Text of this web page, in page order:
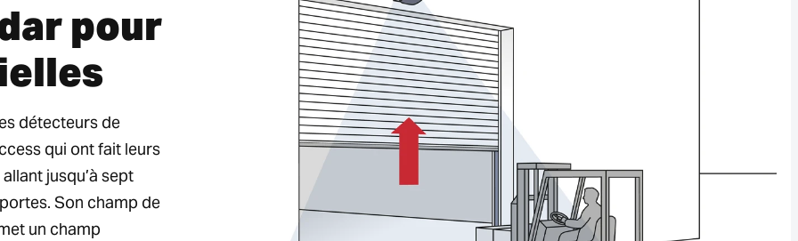
pour
détecteurs de
qui ont fait leurs
jusqu’à sept
Son champ de
un champ